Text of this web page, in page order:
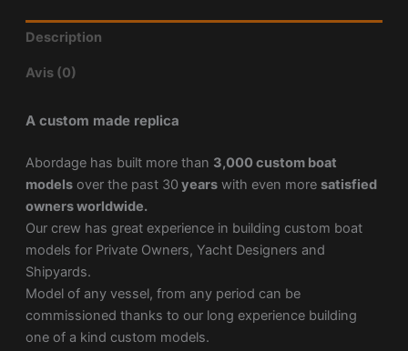
Description
Avis (0)
A custom made replica
Abordage has built more than 3,000 custom boat
modelsover the past 30 yearswith even more satisfied
owners worldwide.
Our crew has great experience in building custom boat
models for Private Owners, Yacht Designers and
Shipyards.
Model of any vessel, from any period can be
commissioned thanks to our long experience building
one of a kind custom models.